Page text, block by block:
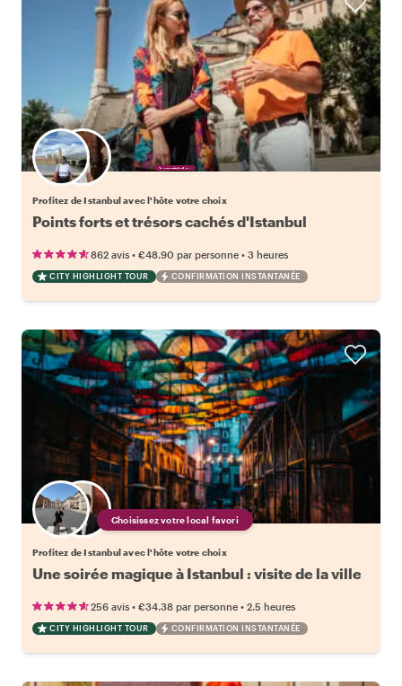
Choisissez votre local favori
Profitez de Istanbul avec l'hôte votre choix
Points forts et trésors cachés d'Istanbul
862 avis • €48.90 par personne • 3 heures
CITY HIGHLIGHT TOUR CONFIRMATION INSTANTANÉE
Choisissez votre local favori
Profitez de Istanbul avec l'hôte votre choix
Une soirée magique à Istanbul : visite de la ville
256 avis • €34.38 par personne • 2.5 heures
CITY HIGHLIGHT TOUR CONFIRMATION INSTANTANÉE